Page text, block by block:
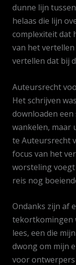
dunne lijn
helaas die lijn
complexiteit dat
van het
vertellen dat bij
Auteursrecht
Het schrijven
downloaden een
wankelen, maar
te Auteursrecht
focus van het
worsteling
reis nog
Ondanks zijn af
tekortkomingen
lees, een die
dwong om mijn
voor ontwerpers